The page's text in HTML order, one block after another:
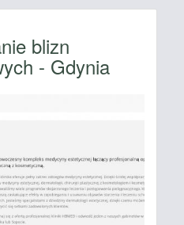
blizn
- Gdynia